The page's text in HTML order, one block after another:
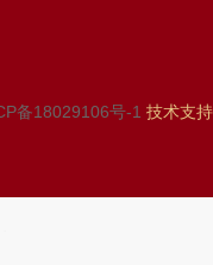
备18029106号-1 技术支